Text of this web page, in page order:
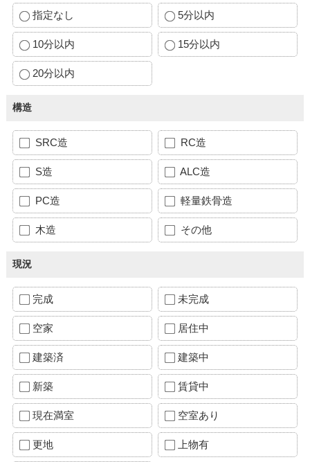
指定なし 5分以内
10分以内 15分以内
20分以内
構造
SRC造 RC造
S造 ALC造
PC造 軽量鉄骨造
木造 その他
現況
完成 未完成
空家 居住中
建築済 建築中
新築 賃貸中
現在満室 空室あり
更地 上物有